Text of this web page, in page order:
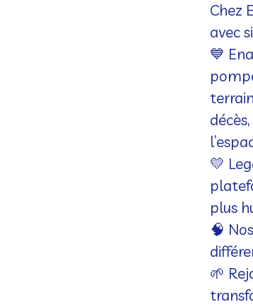
Chez
avec
💙
💛
plus
🧠
🌱